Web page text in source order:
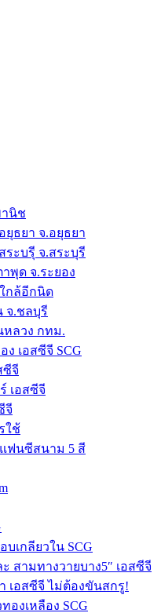
านิช
ยุธยา จ.อยุธยา
ระบรุี จ.สระบุรี
พุด จ.ระยอง
กล้อีกนิด
จ.ชลบุรี
หลวง กทม.
เอสซีจี SCG
ซีจี
เอสซีจี
จี
ใช้
ฟนซีสนาม 5 สี
เกลียวใน SCG
สามทางวายบาง5″ เอสซีจี
เอสซีจี ไม่ต้องขันสกรู!
งเหลือง SCG